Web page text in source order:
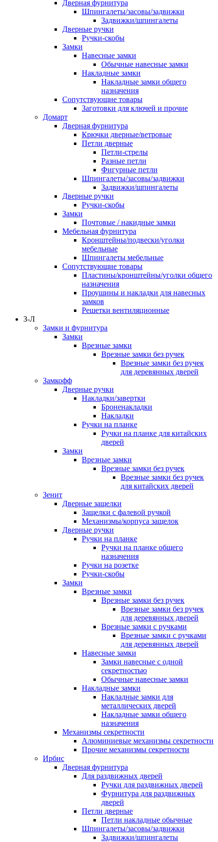
Дверная фурнитура
Шпингалеты/засовы/задвижки
Задвижки/шпингалеты
Дверные ручки
Ручки-скобы
Замки
Навесные замки
Обычные навесные замки
Накладные замки
Накладные замки общего
назначения
Сопутствующие товары
Заготовки для ключей и прочие
Домарт
Дверная фурнитура
Крючки дверные/ветровые
Петли дверные
Петли-стрелы
Разные петли
Фигурные петли
Шпингалеты/засовы/задвижки
Задвижки/шпингалеты
Дверные ручки
Ручки-скобы
Замки
Почтовые / накидные замки
Мебельная фурнитура
Кронштейны/подвески/уголки
мебельные
Шпингалеты мебельные
Сопутствующие товары
Пластины/кронштейны/уголки общего
назначения
Проушины и накладки для навесных
замков
Решетки вентиляционные
З-Л
Замки и фурнитура
Замки
Врезные замки
Врезные замки без ручек
Врезные замки без ручек
для деревянных дверей
Замкофф
Дверные ручки
Накладки/завертки
Броненакладки
Накладки
Ручки на планке
Ручки на планке для китайских
дверей
Замки
Врезные замки
Врезные замки без ручек
Врезные замки без ручек
для китайских дверей
Зенит
Дверные защелки
Защелки с фалевой ручкой
Механизмы/корпуса защелок
Дверные ручки
Ручки на планке
Ручки на планке общего
назначения
Ручки на розетке
Ручки-скобы
Замки
Врезные замки
Врезные замки без ручек
Врезные замки без ручек
для деревянных дверей
Врезные замки с ручками
Врезные замки с ручками
для деревянных дверей
Навесные замки
Замки навесные с одной
секретностью
Обычные навесные замки
Накладные замки
Накладные замки для
металлических дверей
Накладные замки общего
назначения
Механизмы секретности
Алюминиевые механизмы секретности
Прочие механизмы секретности
Ирбис
Дверная фурнитура
Для раздвижных дверей
Ручки для раздвижных дверей
Фурнитура для раздвижных
дверей
Петли дверные
Петли накладные обычные
Шпингалеты/засовы/задвижки
Задвижки/шпингалеты